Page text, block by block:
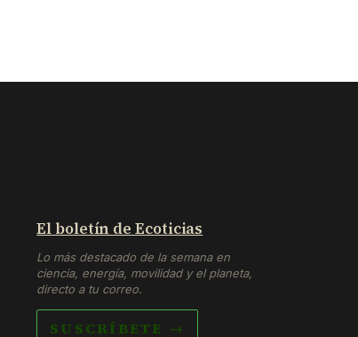
El boletín de Ecoticias
Lo más destacado de la semana en
ciencia, energía, movilidad y el planeta,
directo a tu correo.
SUSCRÍBETE →